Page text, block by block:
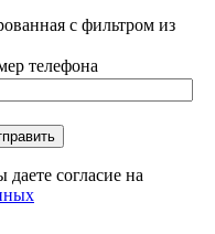
с фильтром из
телефона
согласие на